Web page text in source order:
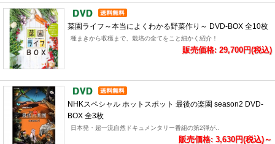
菜園ライフ～本当によくわかる野菜作り～ DVD-BOX 全10枚
種まきから収穫まで、栽培の全てをこと細かく紹介！
販売価格: 29,700円(税込)
NHKスペシャル ホットスポット 最後の楽園 season2 DVD-
BOX 全3枚
日本発・超一流自然ドキュメンタリー番組の第2弾が..
販売価格: 3,630円(税込)～